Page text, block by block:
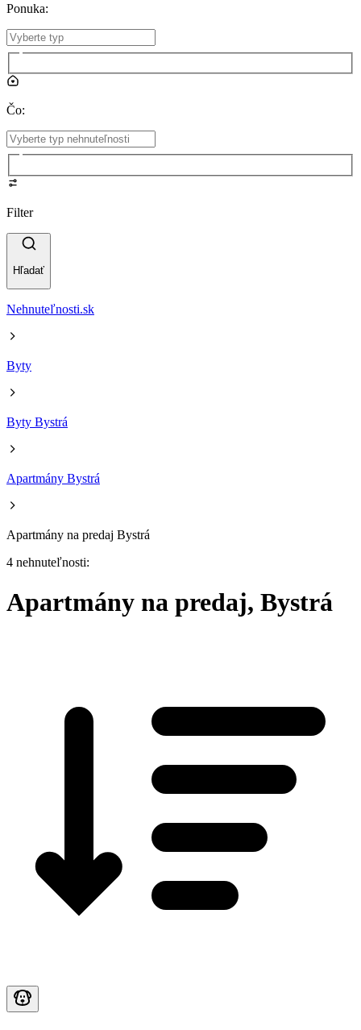
Ponuka:
Čo:
Filter
Hľadať
Nehnuteľnosti.sk
Byty
Byty Bystrá
Apartmány Bystrá
Apartmány na predaj Bystrá
4 nehnuteľnosti:
Apartmány na predaj, Bystrá